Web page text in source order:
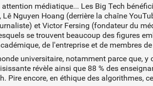
médiatique... Les Big Tech
Nguyen Hoang (derrière la chaîne
et Victor Fersing (fondateur du
se trouvent beaucoup des figures
de l'entreprise et de membres
universitaire, notamment parce que,
révèle ainsi que 88 % des
Pire encore, en éthique des algorithmes,